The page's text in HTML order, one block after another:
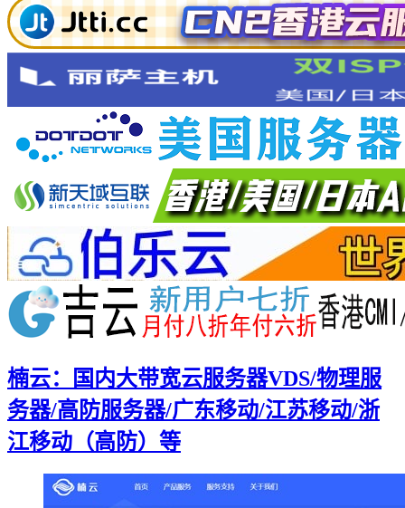
楠云：国内大带宽云服务器VDS/物理服
务器/高防服务器/广东移动/江苏移动/浙
江移动（高防）等